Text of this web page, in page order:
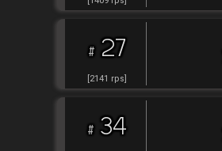
# 27
[2141 rps]
# 34